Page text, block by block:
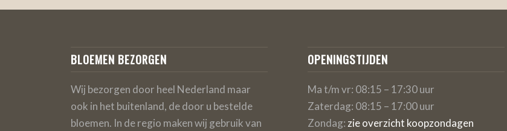
BLOEMEN BEZORGEN
Wij bezorgen door heel Nederland maar
ook in het buitenland, de door u bestelde
bloemen. In de regio maken wij gebruik van
OPENINGSTIJDEN
Ma t/m vr: 08:15 – 17:30 uur
Zaterdag: 08:15 – 17:00 uur
Zondag: zie overzicht koopzondagen